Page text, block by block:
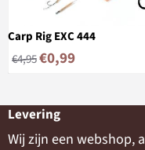
Carp Rig EXC 444
€4,95€0,99
Levering
Wij zijn een webshop,